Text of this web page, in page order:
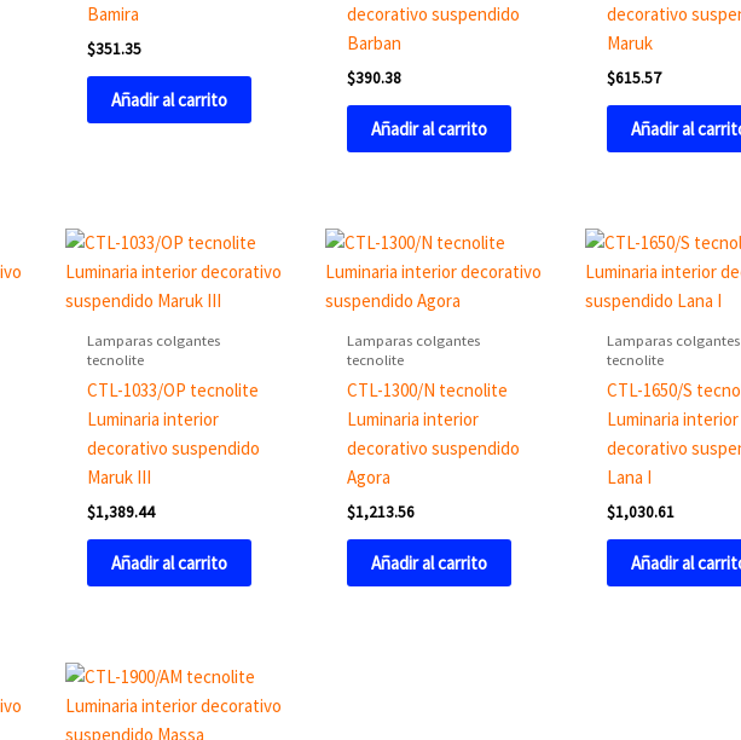
Bamira
$351.35
Añadir al carrito
decorativo suspendido
Barban
$390.38
Añadir al carrito
decorativo
Maruk
$615.57
Añadir al
Lamparas colgantes
tecnolite
CTL-1033/OP tecnolite
Luminaria interior
decorativo suspendido
Maruk III
$1,389.44
Añadir al carrito
Lamparas colgantes
tecnolite
CTL-1300/N tecnolite
Luminaria interior
decorativo suspendido
Agora
$1,213.56
Añadir al carrito
Lamparas colgantes
tecnolite
CTL-1650/S
Luminaria interior
decorativo
Lana I
$1,030.61
Añadir al